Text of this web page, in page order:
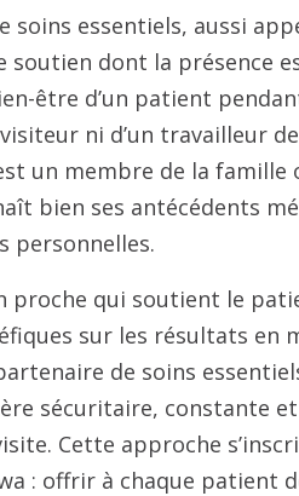
soins essentiels, aussi
soutien dont la présence
être d’un patient
visiteur ni d’un travailleur
un membre de la famille
bien ses antécédents
personnelles.
proche qui soutient le
sur les résultats en
de soins
sécuritaire, constante
Cette approche
: offrir à chaque patient